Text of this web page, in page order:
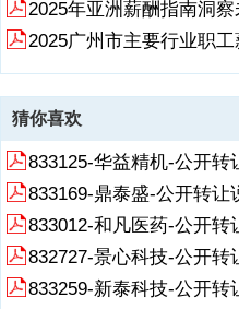
2025年亚洲薪酬指南洞察未来
2025广州市主要行业职工薪
猜你喜欢
833125-华益精机-公开转
833169-鼎泰盛-公开转让
833012-和凡医药-公开转
832727-景心科技-公开转
833259-新泰科技-公开转